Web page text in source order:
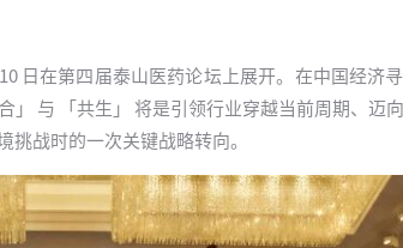
日在第四届泰山医药论坛上展开。在中国经济
与 「共生」 将是引领行业穿越当前周期、迈
挑战时的一次关键战略转向。